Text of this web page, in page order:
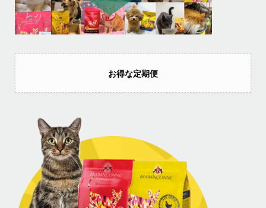
お得な定期便